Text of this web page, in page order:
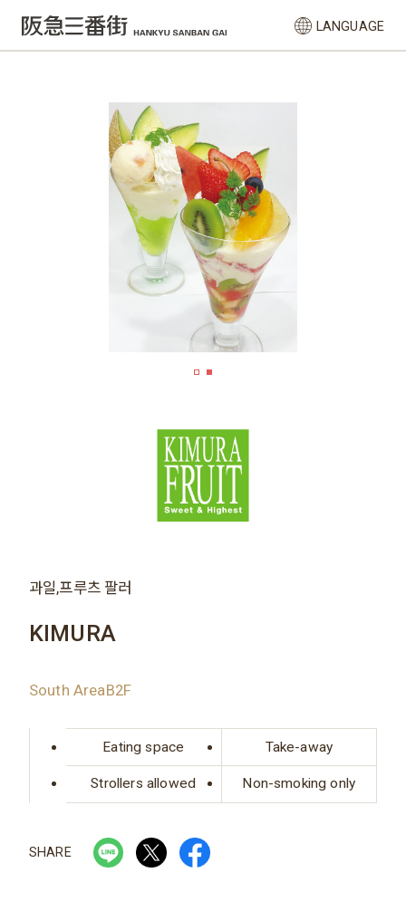
LANGUAGE
과일,프루츠 팔러
KIMURA
South AreaB2F
Eating space Take-away
Strollers allowed Non-smoking only
SHARE